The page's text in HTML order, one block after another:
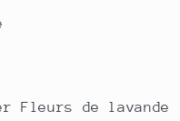
Fleurs de lavande